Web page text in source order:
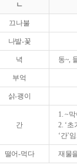
ㄴ
끄나불
나발-꽃
녁 동~,
부억
삵-괭이
간
1. ~
2. ‘초
‘간’임.
떨어-먹다 재물